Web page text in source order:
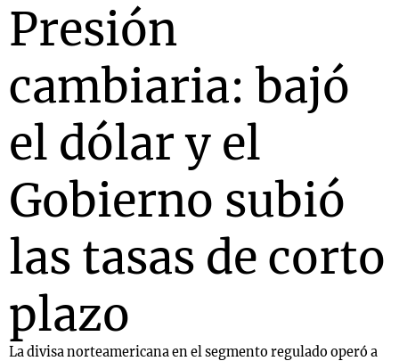
Presión
cambiaria: bajó
el dólar y el
Gobierno subió
las tasas de corto
plazo
La divisa norteamericana en el segmento regulado operó a